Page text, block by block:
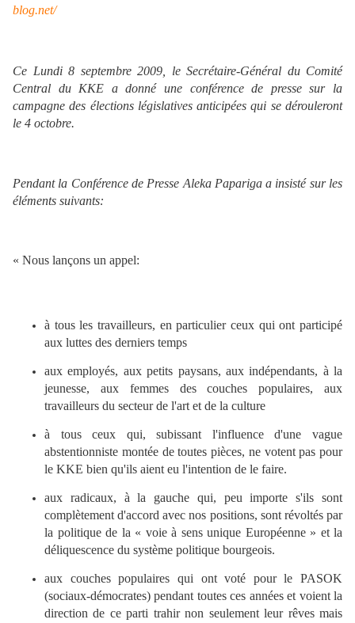
blog.net/
Ce Lundi 8 septembre 2009, le Secrétaire-Général du Comité
Central du KKE a donné une conférence de presse sur la
campagne des élections législatives anticipées qui se dérouleront
le 4 octobre.
Pendant la Conférence de Presse Aleka Papariga a insisté sur les
éléments suivants:
« Nous lançons un appel:
à tous les travailleurs, en particulier ceux qui ont participé
aux luttes des derniers temps
aux employés, aux petits paysans, aux indépendants, à la
jeunesse, aux femmes des couches populaires, aux
travailleurs du secteur de l'art et de la culture
à tous ceux qui, subissant l'influence d'une vague
abstentionniste montée de toutes pièces, ne votent pas pour
le KKE bien qu'ils aient eu l'intention de le faire.
aux radicaux, à la gauche qui, peu importe s'ils sont
complètement d'accord avec nos positions, sont révoltés par
la politique de la « voie à sens unique Européenne » et la
déliquescence du système politique bourgeois.
aux couches populaires qui ont voté pour le PASOK
(sociaux-démocrates) pendant toutes ces années et voient la
direction de ce parti trahir non seulement leur rêves mais